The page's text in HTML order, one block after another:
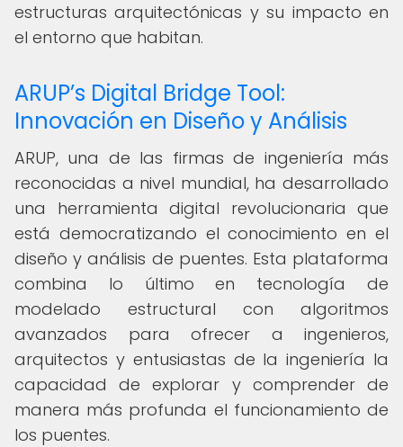
estructuras arquitectónicas y su impacto en
el entorno que habitan.
ARUP’s Digital Bridge Tool:
Innovación en Diseño y Análisis
ARUP, una de las firmas de ingeniería más
reconocidas a nivel mundial, ha desarrollado
una herramienta digital revolucionaria que
está democratizando el conocimiento en el
diseño y análisis de puentes. Esta plataforma
combina lo último en tecnología de
modelado estructural con algoritmos
avanzados para ofrecer a ingenieros,
arquitectos y entusiastas de la ingeniería la
capacidad de explorar y comprender de
manera más profunda el funcionamiento de
los puentes.